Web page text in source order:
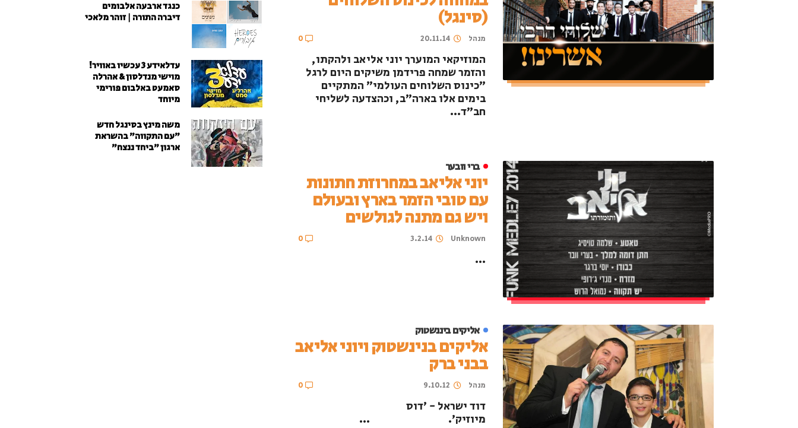
(סינגל)
מנהל 20.11.14
0
המוזיקאי המוערך יוני אליאב ולהקתו,
והזמר שמחה פרידמן משיקים היום לרגל
"כינוס השלוחים העולמי" המתקיים
בימים אלו בארה"ב, וכהצדעה לשליחי
חב"ד...
ברי וובער
יוני אליאב במחרוזת חתונות
עם טובי הזמר בארץ ובעולם
ויש גם מתנה לגולשים
Unknown
3.2.14
0
...
אליקים ביננשטוק
אליקים בנינשטוק ויוני אליאב
בבני ברק
מנהל 9.10.12
0
דוד ישראל - 'דוס
מיוזיק'. ...
כנגד ארבעה אלבומים
דיברה התורה | זוהר מלאכי
עדלאידע 3 עכשיו באוויר!
מוישי מנדלסון & אהרלה
סאמעט באלבום פורימי
מיוחד
משה מינץ בסינגל חדש
״עם התקווה״ בהשראת
ארגון "ביחד ננצח"